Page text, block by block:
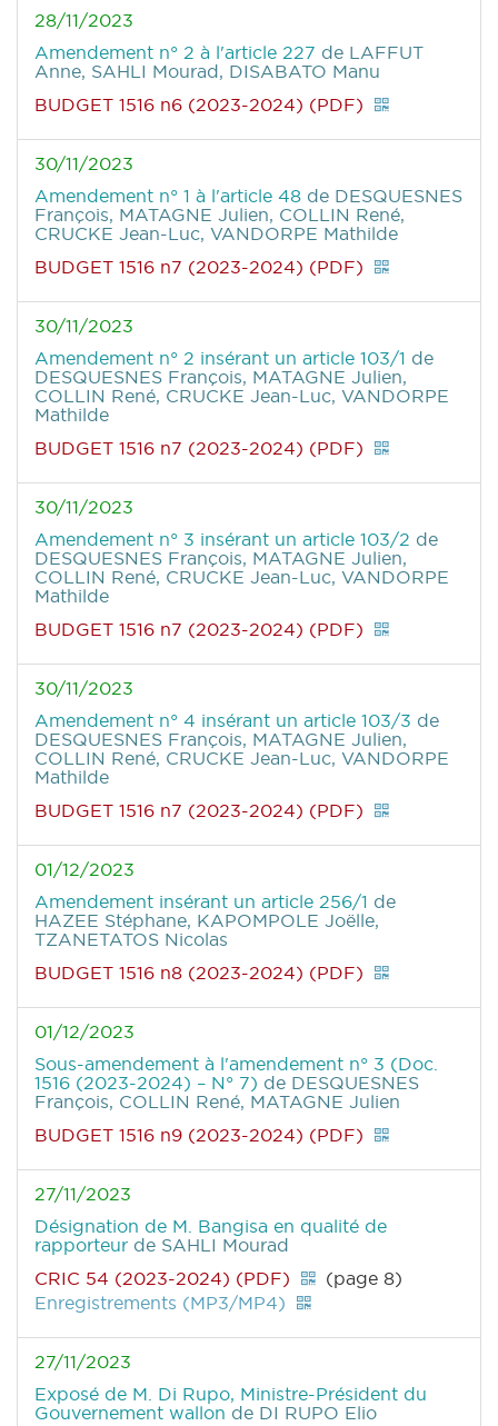
28/11/2023
Amendement n° 2 à l'article 227 de LAFFUT
Anne, SAHLI Mourad, DISABATO Manu
BUDGET 1516 n6 (2023-2024) (PDF)
30/11/2023
Amendement n° 1 à l'article 48 de DESQUESNES
François, MATAGNE Julien, COLLIN René,
CRUCKE Jean-Luc, VANDORPE Mathilde
BUDGET 1516 n7 (2023-2024) (PDF)
30/11/2023
Amendement n° 2 insérant un article 103/1 de
DESQUESNES François, MATAGNE Julien,
COLLIN René, CRUCKE Jean-Luc, VANDORPE
Mathilde
BUDGET 1516 n7 (2023-2024) (PDF)
30/11/2023
Amendement n° 3 insérant un article 103/2 de
DESQUESNES François, MATAGNE Julien,
COLLIN René, CRUCKE Jean-Luc, VANDORPE
Mathilde
BUDGET 1516 n7 (2023-2024) (PDF)
30/11/2023
Amendement n° 4 insérant un article 103/3 de
DESQUESNES François, MATAGNE Julien,
COLLIN René, CRUCKE Jean-Luc, VANDORPE
Mathilde
BUDGET 1516 n7 (2023-2024) (PDF)
01/12/2023
Amendement insérant un article 256/1 de
HAZEE Stéphane, KAPOMPOLE Joëlle,
TZANETATOS Nicolas
BUDGET 1516 n8 (2023-2024) (PDF)
01/12/2023
Sous-amendement à l'amendement n° 3 (Doc.
1516 (2023-2024) – N° 7) de DESQUESNES
François, COLLIN René, MATAGNE Julien
BUDGET 1516 n9 (2023-2024) (PDF)
27/11/2023
Désignation de M. Bangisa en qualité de
rapporteur de SAHLI Mourad
CRIC 54 (2023-2024) (PDF)
(page 8)
Enregistrements (MP3/MP4)
27/11/2023
Exposé de M. Di Rupo, Ministre-Président du
Gouvernement wallon de DI RUPO Elio